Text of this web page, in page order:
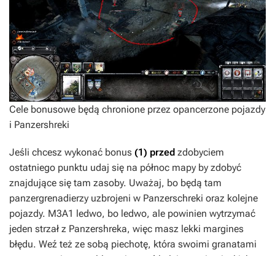
Cele bonusowe będą chronione przez opancerzone pojazdy
i Panzershreki
Jeśli chcesz wykonać bonus (1) przed zdobyciem
ostatniego punktu udaj się na północ mapy by zdobyć
znajdujące się tam zasoby. Uważaj, bo będą tam
panzergrenadierzy uzbrojeni w Panzerschreki oraz kolejne
pojazdy. M3A1 ledwo, bo ledwo, ale powinien wytrzymać
jeden strzał z Panzershreka, więc masz lekki margines
błędu. Weź też ze sobą piechotę, która swoimi granatami